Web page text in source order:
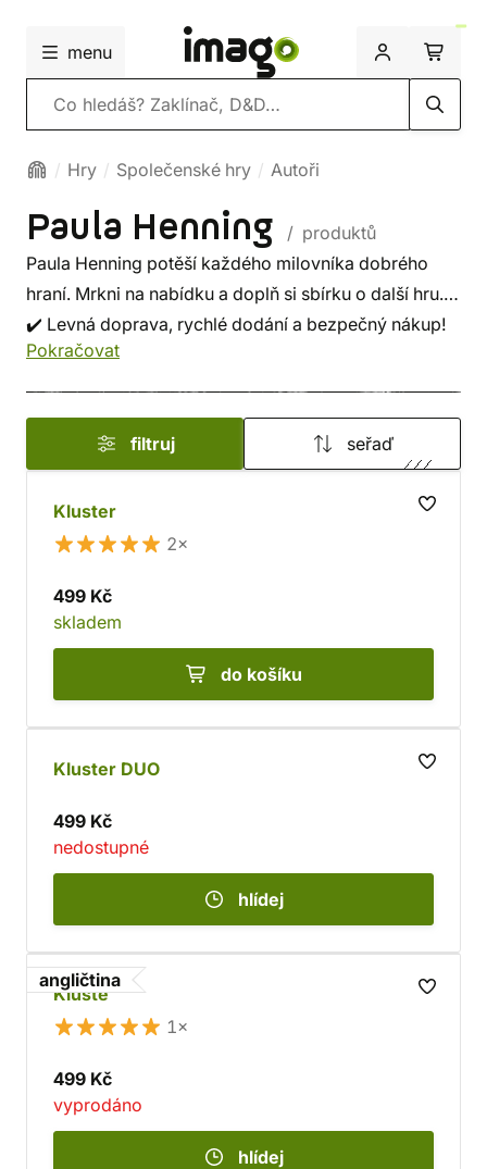
menu
Vyhledávání
Hry Společenské hry Autoři
Paula Henning
/ produktů
Paula Henning potěší každého milovníka dobrého
hraní. Mrkni na nabídku a doplň si sbírku o další hru.
✔️ Levná doprava, rychlé dodání a bezpečný nákup!
Pokračovat
filtruj seřaď
Kluster
2×
499 Kč
skladem
do košíku
Kluster DUO
499 Kč
nedostupné
hlídej
angličtina
Kluste
1×
499 Kč
vyprodáno
hlídej